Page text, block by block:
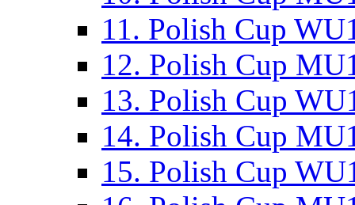
11. Polish Cup
12. Polish Cup
13. Polish Cup
14. Polish Cup
15. Polish Cup